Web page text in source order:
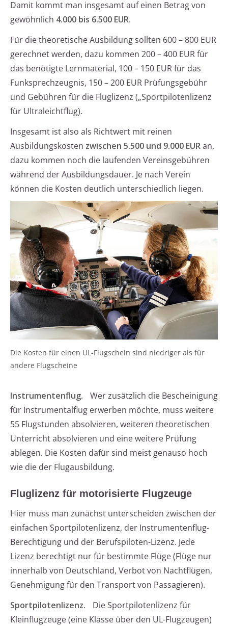
Damit kommt man insgesamt auf einen Betrag von
gewöhnlich 4.000 bis 6.500 EUR.
Für die theoretische Ausbildung sollten 600 – 800 EUR
gerechnet werden, dazu kommen 200 – 400 EUR für
das benötigte Lernmaterial, 100 – 150 EUR für das
Funksprechzeugnis, 150 – 200 EUR Prüfungsgebühr
und Gebühren für die Fluglizenz („Sportpilotenlizenz
für Ultraleichtflug).
Insgesamt ist also als Richtwert mit reinen
Ausbildungskosten zwischen 5.500 und 9.000 EURan,
dazu kommen noch die laufenden Vereinsgebühren
während der Ausbildungsdauer. Je nach Verein
können die Kosten deutlich unterschiedlich liegen.
Die Kosten für einen UL-Flugschein sind niedriger als für
andere Flugscheine
Instrumentenflug.
Wer zusätzlich die Bescheinigung
für Instrumentalflug erwerben möchte, muss weitere
55 Flugstunden absolvieren, weiteren theoretischen
Unterricht absolvieren und eine weitere Prüfung
ablegen. Die Kosten dafür sind meist genauso hoch
wie die der Flugausbildung.
Fluglizenz für motorisierte Flugzeuge
Hier muss man zunächst unterscheiden zwischen der
einfachen Sportpilotenlizenz, der Instrumentenflug-
Berechtigung und der Berufspiloten-Lizenz. Jede
Lizenz berechtigt nur für bestimmte Flüge (Flüge nur
innerhalb von Deutschland, Verbot von Nachtflügen,
Genehmigung für den Transport von Passagieren).
Sportpilotenlizenz.
Die Sportpilotenlizenz für
Kleinflugzeuge (eine Klasse über den UL-Flugzeugen)